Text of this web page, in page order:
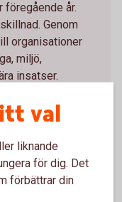
föregående år.
Genom
organisationer
miljö,
insatser.
val
liknande
för dig. Det
förbättrar din